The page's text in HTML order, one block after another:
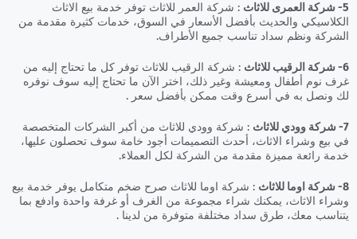
5- شركة العمرى للاثاث
: شركة العمر للاثاث توفر خدمة بيع الاثاث
الكلاسيكي والحديث بأفضل الأسعار في السوق، خدمات كثيرة مقدمة من
الشركة ونظم سداد تناسب جميع الأطراف.
6- شركة الرقيب للاثاث
: شركة الرقيب للاثاث توفر كل ما تحتاج إليه من
غرف نوم أطفال ومعيشة وغير ذلك، اختر الآن ما تحتاج إليه سوف نوفره
لك ونصل به في أسرع وقت ممكن بأفضل سعر .
7- شركة وودي للاثاث
: شركة وودي للاثاث من أكبر الشركات المتخصصة
في بيع وشراء الاثاث، أحدث التصميمات أجود خامة سوف تحصلون عليها،
خدمة رائعة مميزة مقدمة من الشركة لكل العملاء.
8- شركة اوما للاثاث
: شركة اوما للاثاث صرح ضخم متكامل يوفر خدمة بيع
وشراء الاثاث، يمكنك شراء مجموعة من الغرف أو غرفة واحدة وادفع بما
يتناسب معك، طرق سداد مختلفة متوفرة من لدينا .